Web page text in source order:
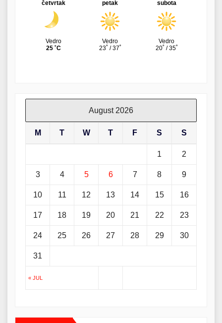
August 2026
M T W T F S S
« JUL
1 2
3 4 5 6 7 8 9
10 11 12 13 14 15 16
17 18 19 20 21 22 23
24 25 26 27 28 29 30
31